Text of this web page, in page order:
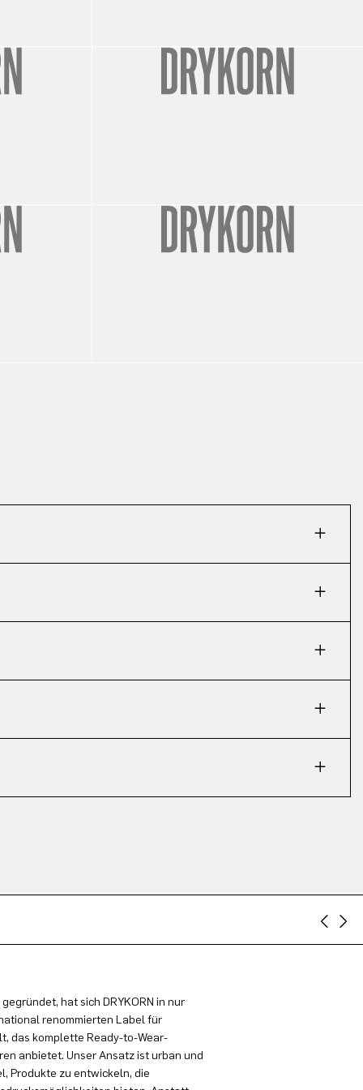
hat sich DRYKORN in nur
renommierten Label für
das komplette Ready-to-Wear-
anbietet. Unser Ansatz ist urban und
Produkte zu entwickeln, die